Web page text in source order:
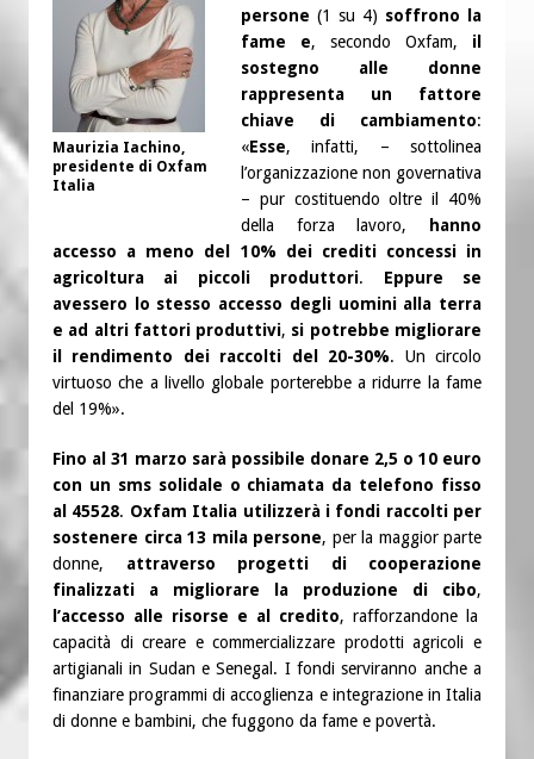
Maurizia Iachino,
presidente di Oxfam
Italia
persone (1 su 4) soffrono la
fame e, secondo Oxfam, il
sostegno alle donne
rappresenta un fattore
chiave di cambiamento:
«Esse, infatti, – sottolinea
l’organizzazione non governativa
– pur costituendo oltre il 40%
della forza lavoro,
hanno
accesso a meno del 10% dei crediti concessi in
agricoltura ai piccoli produttori. Eppure se
avessero lo stesso accesso degli uomini alla terra
e ad altri fattori produttivi, si potrebbe migliorare
il rendimento dei raccolti del 20-30%. Un circolo
virtuoso che a livello globale porterebbe a ridurre la fame
del 19%».
Fino al 31 marzo sarà possibile donare 2,5 o 10 euro
con un sms solidale o chiamata da telefono fisso
al 45528. Oxfam Italia utilizzerà i fondi raccolti per
sostenere circa 13 mila persone, per la maggior parte
donne, attraverso progetti di cooperazione
finalizzati a migliorare la produzione di cibo,
l’accesso alle risorse e al credito, rafforzandone la
capacità di creare e commercializzare prodotti agricoli e
artigianali in Sudan e Senegal. I fondi serviranno anche a
finanziare programmi di accoglienza e integrazione in Italia
di donne e bambini, che fuggono da fame e povertà.